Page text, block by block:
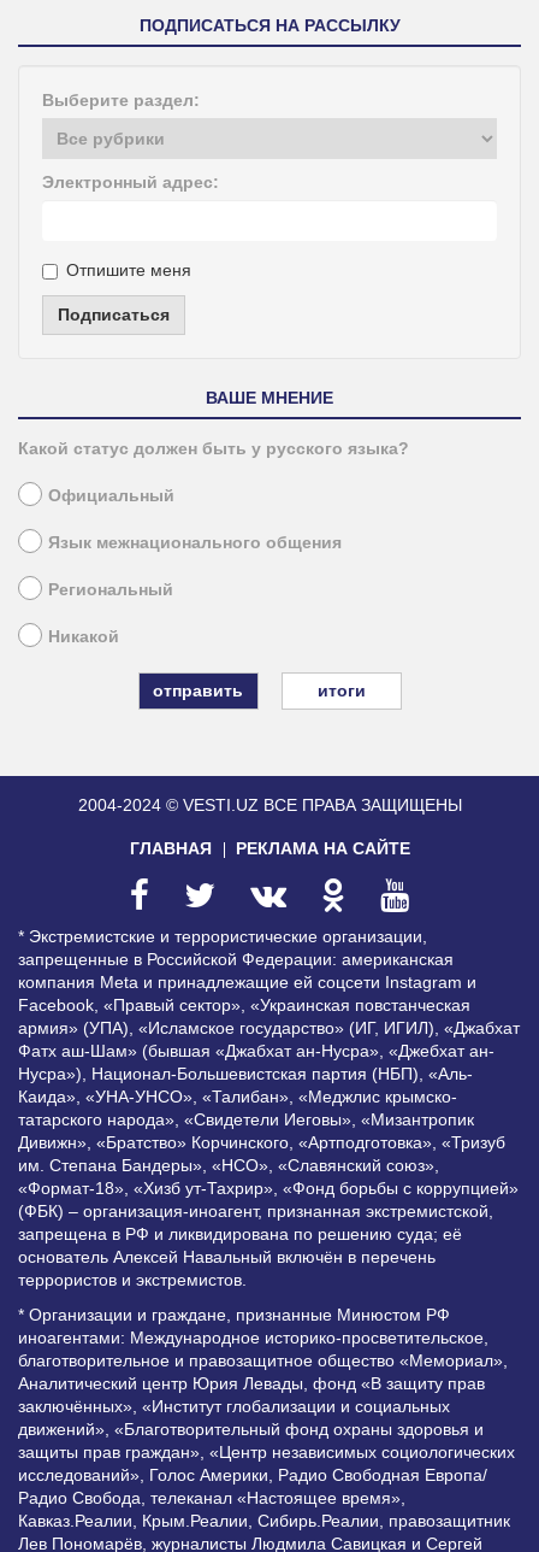
ПОДПИСАТЬСЯ НА РАССЫЛКУ
Выберите раздел:
Электронный адрес:
Отпишите меня
Подписаться
ВАШЕ МНЕНИЕ
Какой статус должен быть у русского языка?
Официальный
Язык межнационального общения
Региональный
Никакой
итоги
2004-2024 © VESTI.UZ ВСЕ ПРАВА ЗАЩИЩЕНЫ
ГЛАВНАЯ РЕКЛАМА НА САЙТЕ
* Экстремистские и террористические организации,
запрещенные в Российской Федерации: американская
компания Meta и принадлежащие ей соцсети Instagram и
Facebook, «Правый сектор», «Украинская повстанческая
армия» (УПА), «Исламское государство» (ИГ, ИГИЛ), «Джабхат
Фатх аш-Шам» (бывшая «Джабхат ан-Нусра», «Джебхат ан-
Нусра»), Национал-Большевистская партия (НБП), «Аль-
Каида», «УНА-УНСО», «Талибан», «Меджлис крымско-
татарского народа», «Свидетели Иеговы», «Мизантропик
Дивижн», «Братство» Корчинского, «Артподготовка», «Тризуб
им. Степана Бандеры», «НСО», «Славянский союз»,
«Формат-18», «Хизб ут-Тахрир», «Фонд борьбы с коррупцией»
(ФБК) – организация-иноагент, признанная экстремистской,
запрещена в РФ и ликвидирована по решению суда; её
основатель Алексей Навальный включён в перечень
террористов и экстремистов.
* Организации и граждане, признанные Минюстом РФ
иноагентами: Международное историко-просветительское,
благотворительное и правозащитное общество «Мемориал»,
Аналитический центр Юрия Левады, фонд «В защиту прав
заключённых», «Институт глобализации и социальных
движений», «Благотворительный фонд охраны здоровья и
защиты прав граждан», «Центр независимых социологических
исследований», Голос Америки, Радио Свободная Европа/
Радио Свобода, телеканал «Настоящее время»,
Кавказ.Реалии, Крым.Реалии, Сибирь.Реалии, правозащитник
Лев Пономарёв, журналисты Людмила Савицкая и Сергей